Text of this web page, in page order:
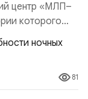
центр «МЛП–
которого
запуск с
г. Киев,
81